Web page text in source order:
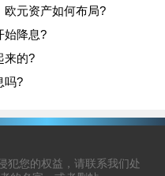
欧元资产如何布局?
始降息?
来的?
吗?
犯您的权益，请联系我们处